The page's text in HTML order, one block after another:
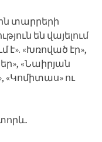
տարրերի
են վայելում
է». «Խռոված էր»,
«Նաիրյան
«Կոմիտաս» ու